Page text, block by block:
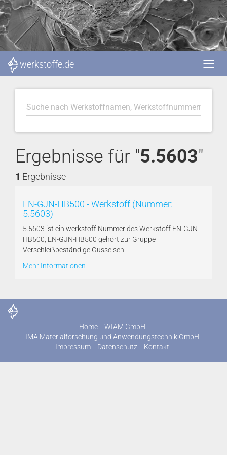
werkstoffe.de
Ergebnisse für "5.5603"
1 Ergebnisse
EN-GJN-HB500 - Werkstoff (Nummer:
5.5603)
5.5603 ist ein werkstoff Nummer des Werkstoff EN-GJN-
HB500, EN-GJN-HB500 gehört zur Gruppe
Verschleißbeständige Gusseisen
Mehr Informationen
Home
WIAM GmbH
IMA Materialforschung und Anwendungstechnik GmbH
Impressum
Datenschutz Kontakt